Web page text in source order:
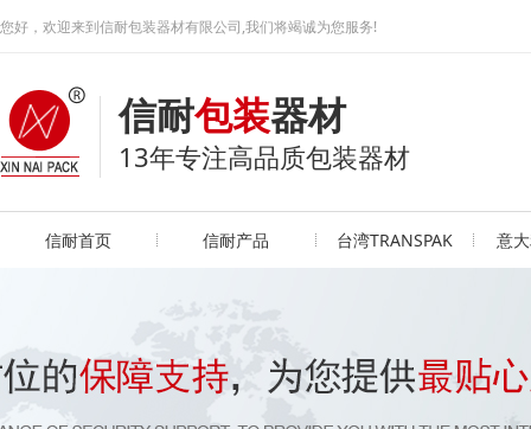
您好，欢迎来到信耐包装器材有限公司,我们将竭诚为您服务!
信耐包装器材
13年专注高品质包装器材
信耐首页 信耐产品 台湾TRANSPAK 意